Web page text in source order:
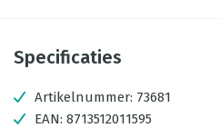
Specificaties
Artikelnummer: 73681
EAN: 8713512011595